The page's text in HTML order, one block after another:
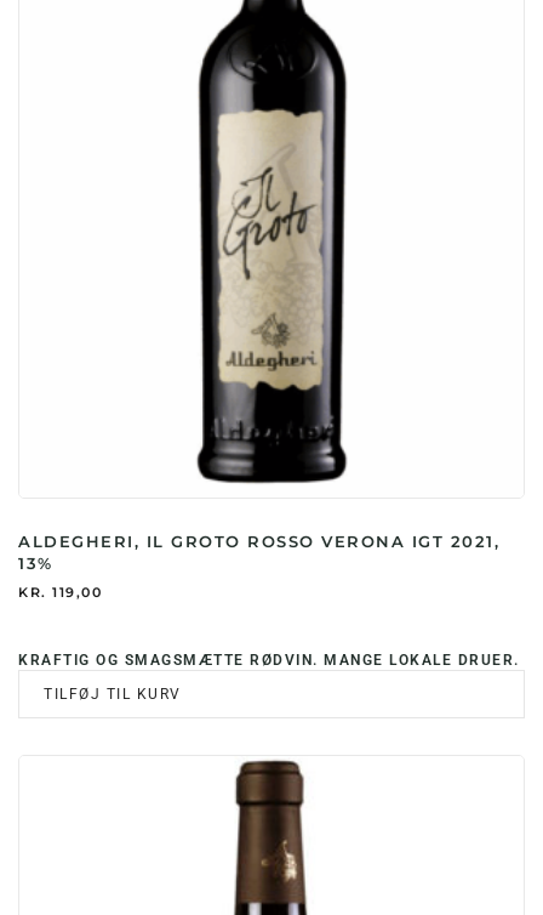
ALDEGHERI, IL GROTO ROSSO VERONA IGT 2021,
13%
KR. 119,00
KRAFTIG OG SMAGSMÆTTE RØDVIN. MANGE LOKALE DRUER.
TILFØJ TIL KURV